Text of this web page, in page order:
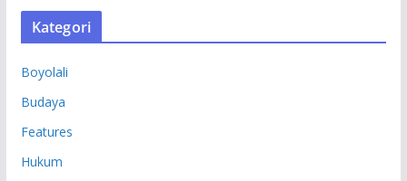
S
Kategori
Boyolali
Budaya
Features
Hukum